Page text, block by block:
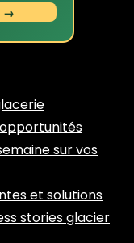
→
sur vos
et solutions
stories glacier